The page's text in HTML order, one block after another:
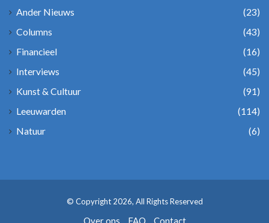
Ander Nieuws
(23)
Columns
(43)
Financieel
(16)
Interviews
(45)
Kunst & Cultuur
(91)
Leeuwarden
(114)
Natuur
(6)
© Copyright 2026, All Rights Reserved
Over ons FAQ Contact